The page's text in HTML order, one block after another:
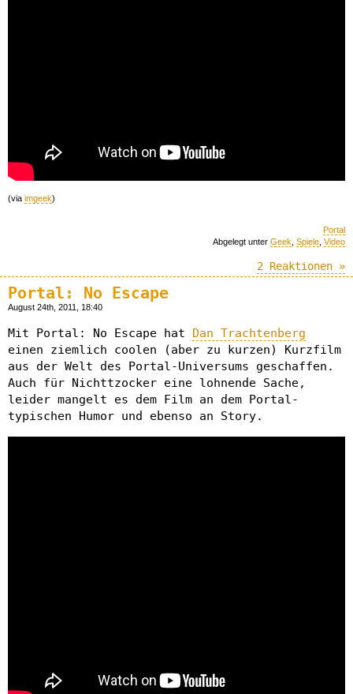
(via imgeek)
Portal
Abgelegt unter Geek Spiele Video
2 Reaktionen »
Portal: No Escape
August 24th, 2011, 18:40
Mit Portal: No Escape hat Dan Trachtenberg
einen ziemlich coolen (aber zu kurzen) Kurzfilm
aus der Welt des Portal-Universums geschaffen.
Auch für Nichttzocker eine lohnende Sache,
leider mangelt es dem Film an dem Portal-
typischen Humor und ebenso an Story.